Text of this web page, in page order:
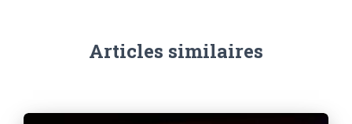
Articles similaires